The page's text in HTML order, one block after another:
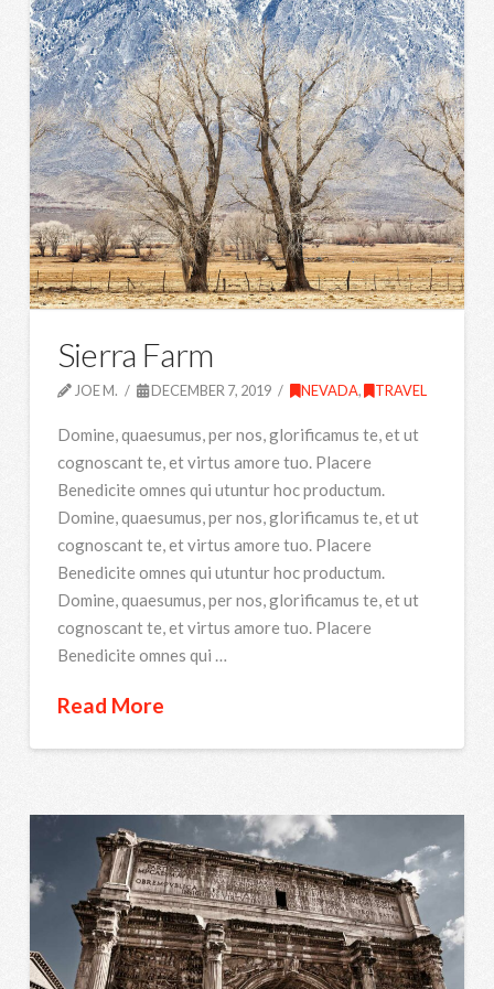
Sierra Farm
JOE M. DECEMBER 7, 2019 NEVADA, TRAVEL
Domine, quaesumus, per nos, glorificamus te, et ut
cognoscant te, et virtus amore tuo. Placere
Benedicite omnes qui utuntur hoc productum.
Domine, quaesumus, per nos, glorificamus te, et ut
cognoscant te, et virtus amore tuo. Placere
Benedicite omnes qui utuntur hoc productum.
Domine, quaesumus, per nos, glorificamus te, et ut
cognoscant te, et virtus amore tuo. Placere
Benedicite omnes qui …
Read More